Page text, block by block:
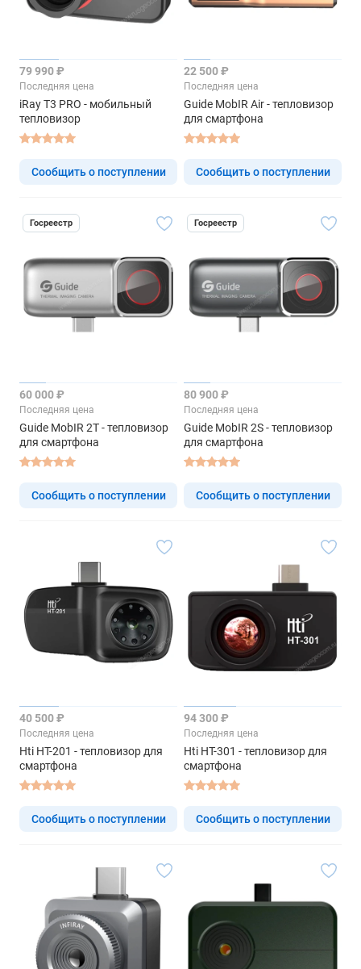
79 990 ₽
Последняя цена
iRay T3 PRO - мобильный
тепловизор
Сообщить о поступлении
22 500 ₽
Последняя цена
Guide MobIR Air - тепловизор
для смартфона
Сообщить о поступлении
Госреестр
60 000 ₽
Последняя цена
Guide MobIR 2T - тепловизор
для смартфона
Сообщить о поступлении
Госреестр
80 900 ₽
Последняя цена
Guide MobIR 2S - тепловизор
для смартфона
Сообщить о поступлении
40 500 ₽
Последняя цена
Hti HT-201 - тепловизор для
смартфона
Сообщить о поступлении
94 300 ₽
Последняя цена
Hti HT-301 - тепловизор для
смартфона
Сообщить о поступлении